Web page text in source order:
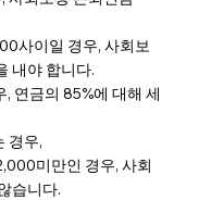
사이일 경우, 사회보
내야 합니다.
금의 85%에 대해 세
경우,
미만인 경우, 사회
습니다.